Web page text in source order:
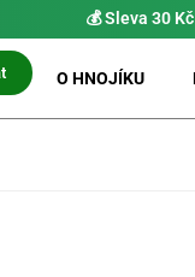
💰 Sleva 30
O HNOJÍKU